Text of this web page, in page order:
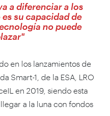
a diferenciar a los
su capacidad de
no puede
en los lanzamientos de
Smart-1, de la ESA, LRO
en 2019, siendo esta
a la luna con fondos